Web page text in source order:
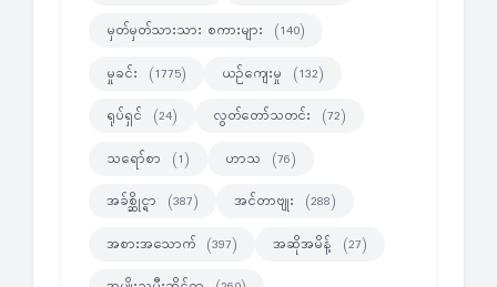
မှတ်မှတ်သားသား စကားများ (140)
မှုခင်း (1775) ယဉ်ကျေးမှု (132)
ရုပ်ရှင် (24) လွတ်တော်သတင်း (72)
သရော်စာ (1) ဟာသ (76)
အခ်စ္ဆိုင္ရာ (387) အင်တာဗျုး (288)
အစားအသောက် (397) အဆိုအမိန့် (27)